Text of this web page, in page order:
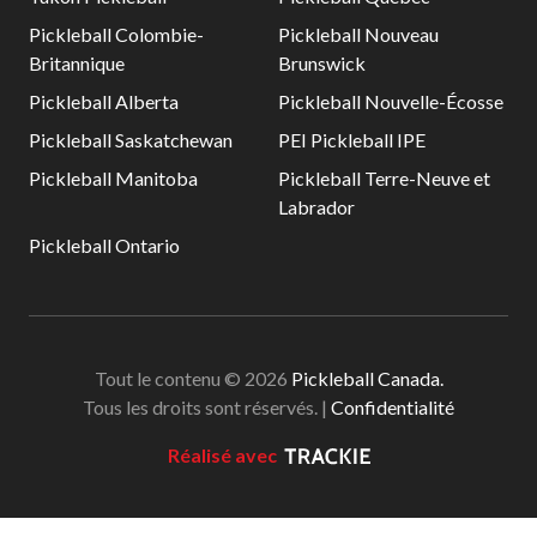
niveaux de
programme
Renouvèlement
Pickleball Colombie-
Britannique
Pickleball Nouveau
Brunswick
Pickleball Alberta
Pickleball Nouvelle-Écosse
Pickleball Saskatchewan
PEI Pickleball IPE
Pickleball Manitoba
Pickleball Terre-Neuve et
Labrador
Pickleball Ontario
Tout le contenu © 2026 Pickleball Canada.
Tous les droits sont réservés. | Confidentialité
Réalisé avec